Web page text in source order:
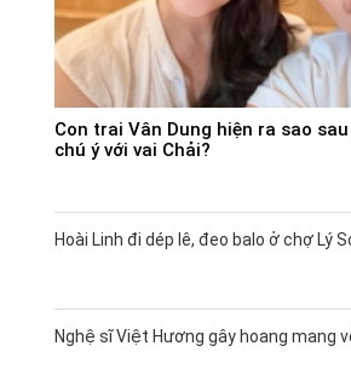
Con trai Vân Dung hiện ra sao
chú ý với vai Chải?
Hoài Linh đi dép lê, đeo balo ở chợ Lý
Nghệ sĩ Việt Hương gây hoang mang